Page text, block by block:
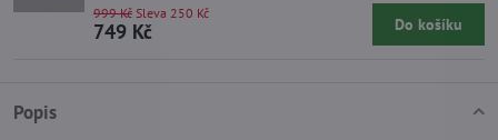
Popis
749 Kč
999 Kč Sleva 250 Kč
Do košíku